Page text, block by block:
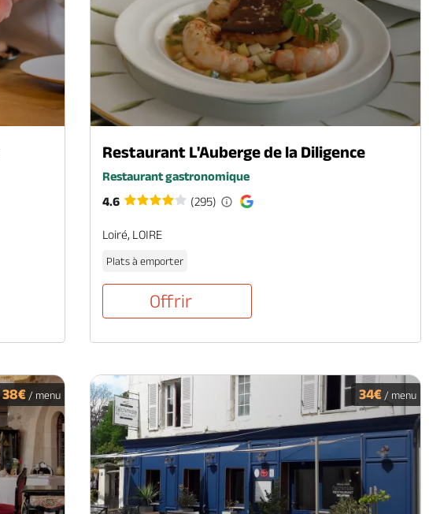
Restaurant L'Auberge de la Diligence
Restaurant gastronomique
4.6
(295)
Loiré, LOIRE
Plats à emporter
Offrir
38€ / menu 34€ / menu